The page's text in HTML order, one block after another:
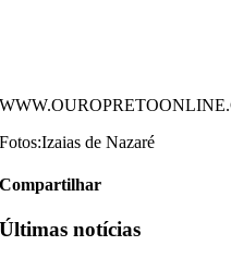
Fotos:Izaias de Nazaré
Compartilhar
Últimas notícias